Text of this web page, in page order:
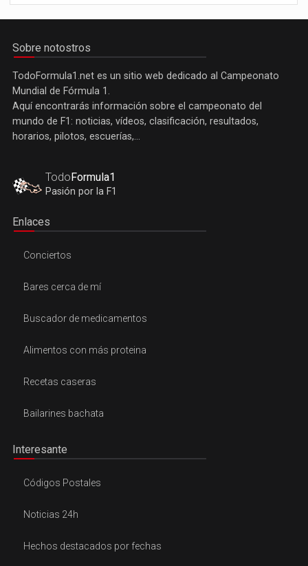
Sobre notostros
TodoFormula1.net es un sitio web dedicado al Campeonato
Mundial de Fórmula 1.
Aquí encontrarás información sobre el campeonato del
mundo de F1: noticias, vídeos, clasificación, resultados,
horarios, pilotos, escuerías,...
TodoFormula1
Pasión por la F1
Enlaces
Conciertos
Bares cerca de mí
Buscador de medicamentos
Alimentos con más proteina
Recetas caseras
Bailarines bachata
Interesante
Códigos Postales
Noticias 24h
Hechos destacados por fechas